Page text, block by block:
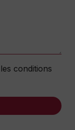
conditions